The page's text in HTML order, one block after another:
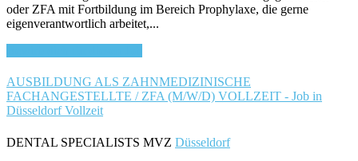
oder ZFA mit Fortbildung im Bereich Prophylaxe, die gerne
eigenverantwortlich arbeitet,...
AUSBILDUNG ALS ZAHNMEDIZINISCHE
FACHANGESTELLTE / ZFA (M/W/D) VOLLZEIT - Job in
DüsseldorfVollzeit
DENTAL SPECIALISTS MVZ Düsseldorf